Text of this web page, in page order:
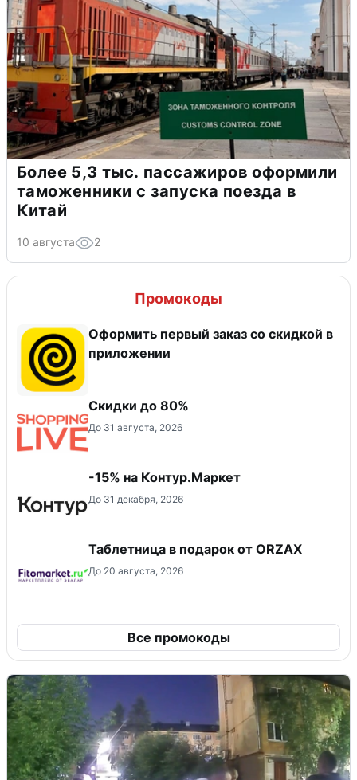
Более 5,3 тыс. пассажиров оформили
таможенники с запуска поезда в
Китай
10 августа 2
Промокоды
Оформить первый заказ со скидкой в
приложении
Скидки до 80%
До 31 августа, 2026
-15% на Контур.Маркет
До 31 декабря, 2026
Таблетница в подарок от ORZAX
До 20 августа, 2026
Все промокоды